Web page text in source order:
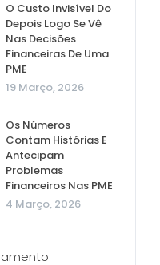
O Custo Invisível Do
Depois Logo Se Vê
Nas Decisões
Financeiras De Uma
PME
19 Março, 2026
Os Números
Contam Histórias E
Antecipam
Problemas
Financeiros Nas PME
4 Março, 2026